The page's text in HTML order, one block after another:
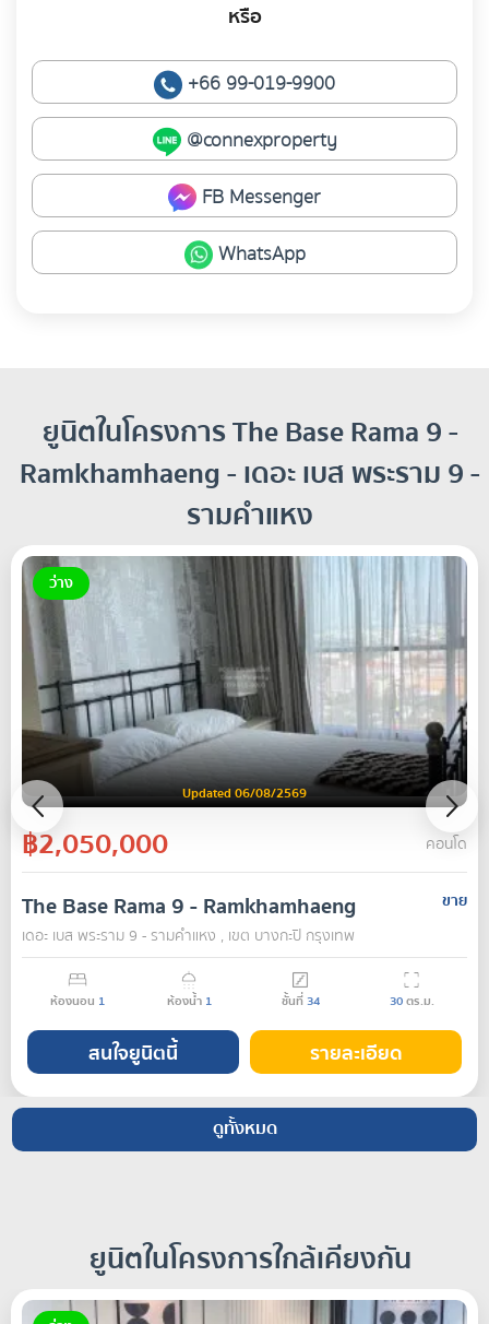
หรือ
+66 99-019-9900
@connexproperty
FB Messenger
WhatsApp
ยูนิตในโครงการ The Base Rama 9 -
Ramkhamhaeng - เดอะ เบส พระราม 9 -
รามคำแหง
ว่าง
Updated 06/08/2569
฿2,050,000 คอนโด
The Base Rama 9 - Ramkhamhaeng
ขาย
เดอะ เบส พระราม 9 - รามคำแหง , เขต บางกะปิ กรุงเทพ
ห้องนอน 1 ห้องน้ำ 1 ชั้นที่34 30ตร.ม.
สนใจยูนิตนี้ รายละเอียด
ดูทั้งหมด
ยูนิตในโครงการใกล้เคียงกัน